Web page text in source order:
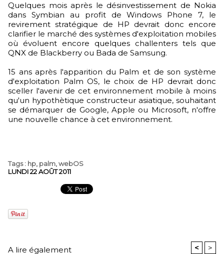
Quelques mois après le désinvestissement de Nokia
dans Symbian au profit de Windows Phone 7, le
revirement stratégique de HP devrait donc encore
clarifier le marché des systèmes d'exploitation mobiles
où évoluent encore quelques challenters tels que
QNX de Blackberry ou Bada de Samsung.
15 ans après l'apparition du Palm et de son système
d'exploitation Palm OS, le choix de HP devrait donc
sceller l'avenir de cet environnement mobile à moins
qu'un hypothètique constructeur asiatique, souhaitant
se démarquer de Google, Apple ou Microsoft, n'offre
une nouvelle chance à cet environnement.
Tags: hp, palm,webOS
LUNDI 22 AOÛT 2011
A lire également < >